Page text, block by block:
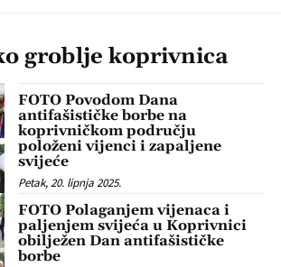
groblje koprivnica
FOTO Povodom Dana
antifašističke borbe na
koprivničkom području
položeni vijenci i zapaljene
svijeće
Petak, 20. lipnja 2025.
FOTO Polaganjem vijenaca i
paljenjem svijeća u Koprivnici
obilježen Dan antifašističke
borbe